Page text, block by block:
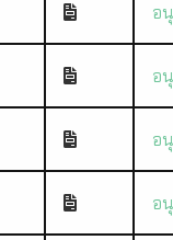
อ
อ
อ
อ